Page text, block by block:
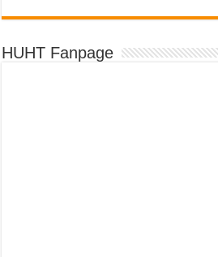
HUHT Fanpage